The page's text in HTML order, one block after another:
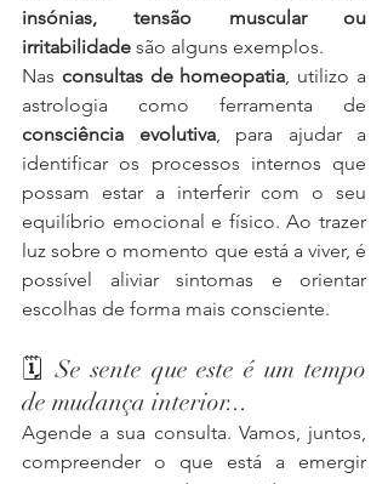
insónias, tensão muscular ou
irritabilidade são alguns exemplos.
Nas consultas de homeopatia, utilizo a
consciência evolutiva, para ajudar a
identificar os processos internos que
possam estar a interferir com o seu
equilíbrio emocional e físico. Ao trazer
luz sobre o momento que está a viver, é
possível aliviar sintomas e orientar
escolhas de forma mais consciente.
🗓 Se sente que este é um tempo
de mudança interior...
Agende a sua consulta. Vamos, juntos,
compreender o que está a emergir